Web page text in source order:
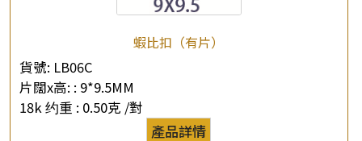
蝦比扣（有片）
貨號: LB06C
片闊x高: : 9*9.5MM
18k 约重 : 0.50克 /對
產品詳情